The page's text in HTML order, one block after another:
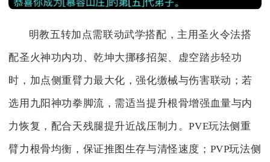
明教五转加点需联动武学搭配，主用圣火令法搭
配圣火神功内功、乾坤大挪移招架、虚空踏步轻功
时，加点侧重臂力最大化，强化缴械与伤害联动；若
选用九阳神功拳脚流，需适当提升根骨增强血量与内
力恢复，配合天残腿提升近战压制力。PVE玩法侧重
臂力根骨均衡，保证推图生存与清怪速度；PVP玩法侧